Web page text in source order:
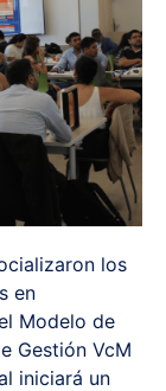
los
en
Modelo de
Gestión VcM
iniciará un